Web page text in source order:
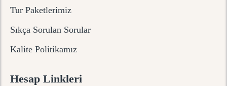
Tur Paketlerimiz
Sıkça Sorulan Sorular
Kalite Politikamız
Hesap Linkleri